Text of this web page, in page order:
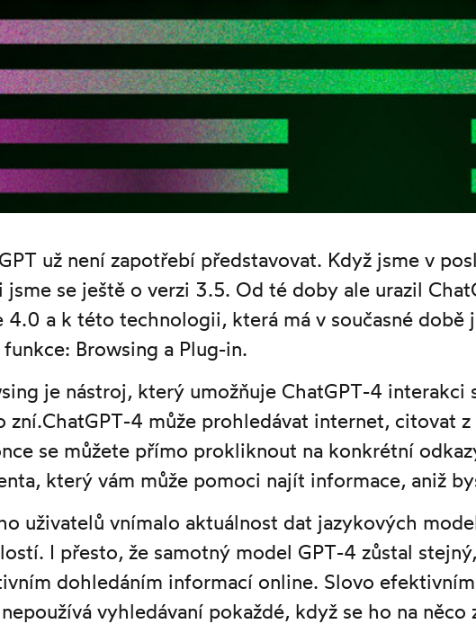
už není zapotřebí představovat. Když jsme v
jsme se ještě o verzi 3.5. Od té doby ale urazil
4.0 a k této technologii, která má v současné
funkce: Browsing a Plug-in.
je nástroj, který umožňuje ChatGPT-4
zní.ChatGPT-4 může prohledávat internet, citovat
se můžete přímo prokliknout na konkrétní
který vám může pomoci najít informace, aniž
uživatelů vnímalo aktuálnost dat jazykových
I přesto, že samotný model GPT-4 zůstal
dohledáním informací online. Slovo
vyhledávaní pokaždé, když se ho na